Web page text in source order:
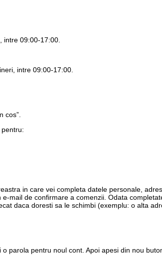
intre 09:00-17:00.
intre 09:00-17:00.
cos”.
pentru:
in care vei completa datele personale,
mail de confirmare a comenzii. Odata
daca doresti sa le schimbi (exemplu: o alta
parola pentru noul cont. Apoi apesi din nou